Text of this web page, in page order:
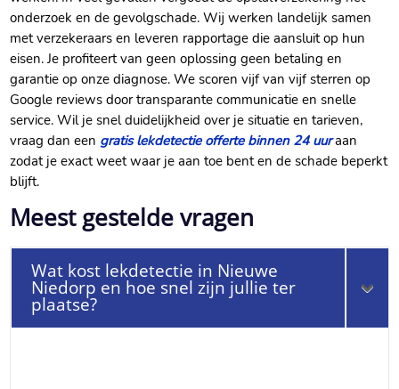
onderzoek en de gevolgschade.​ Wij werken landelijk samen
met verzekeraars en leveren rapportage die aansluit op hun
eisen.​ Je profiteert van geen oplossing geen betaling en
garantie op onze diagnose.​ We scoren vijf van vijf sterren op
Google reviews door transparante communicatie en snelle
service.​ Wil je snel duidelijkheid over je situatie en tarieven,
vraag dan een gratis lekdetectie offerte binnen 24 uuraan
zodat je exact weet waar je aan toe bent en de schade beperkt
blijft.​
Meest gestelde vragen
Wat kost lekdetectie in Nieuwe
Niedorp en hoe snel zijn jullie ter
plaatse?